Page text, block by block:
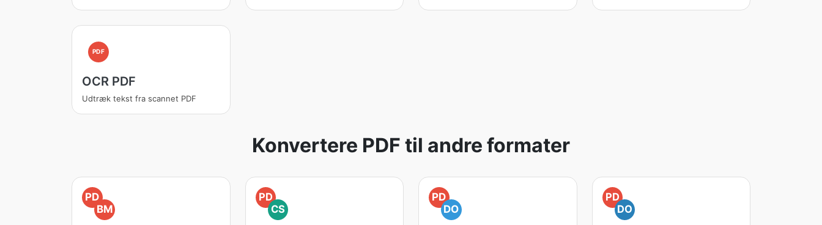
PDF
OCR PDF
Udtræk tekst fra scannet PDF
Konvertere PDF til andre formater
PD
BM
PD
CS
PD
DO
PD
DO